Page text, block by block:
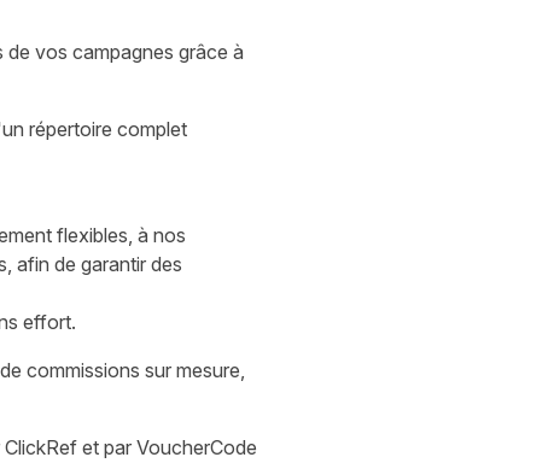
vos campagnes grâce à
répertoire complet
flexibles, à nos
afin de garantir des
effort.
commissions sur mesure,
et par VoucherCode